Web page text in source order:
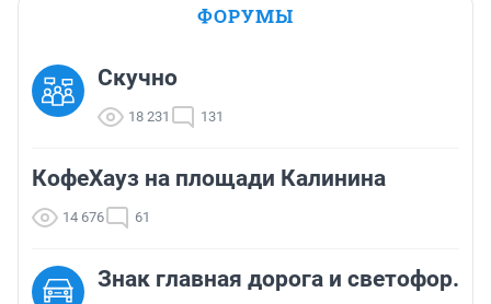
ФОРУМЫ
Скучно
18 231 131
КофеХауз на площади Калинина
14 676 61
Знак главная дорога и светофор.